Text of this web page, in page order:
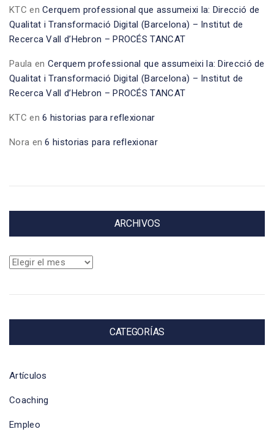
KTC enCerquem professional que assumeixi la: Direcció de
Qualitat i Transformació Digital (Barcelona) – Institut de
Recerca Vall d’Hebron – PROCÉS TANCAT
Paula en Cerquem professional que assumeixi la: Direcció de
Qualitat i Transformació Digital (Barcelona) – Institut de
Recerca Vall d’Hebron – PROCÉS TANCAT
KTC en6 historias para reflexionar
Nora en6 historias para reflexionar
ARCHIVOS
Archivos
CATEGORÍAS
Artículos
Coaching
Empleo